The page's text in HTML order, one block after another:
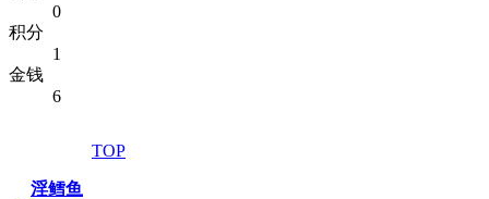
0
积分
1
金钱
6
TOP
淫鳕鱼